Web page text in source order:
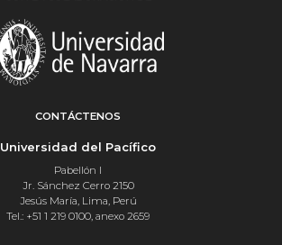
CONTÁCTENOS
Universidad del Pacífico
Pabellón I
Jr. Sánchez Cerro 2150
Jesús María, Lima, Perú
Tel.: +51 1 219 0100, anexo 2659